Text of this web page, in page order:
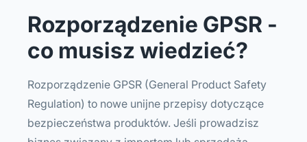
Rozporządzenie GPSR -
co musisz wiedzieć?
Rozporządzenie GPSR (General Product Safety
Regulation) to nowe unijne przepisy dotyczące
bezpieczeństwa produktów. Jeśli prowadzisz